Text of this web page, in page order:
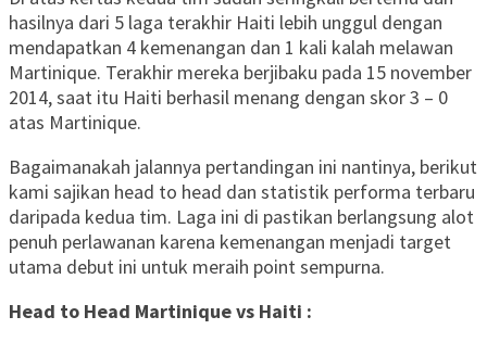
hasilnya dari 5 laga terakhir Haiti lebih unggul dengan
mendapatkan 4 kemenangan dan 1 kali kalah melawan
Martinique. Terakhir mereka berjibaku pada 15 november
2014, saat itu Haiti berhasil menang dengan skor 3 – 0
atas Martinique.
Bagaimanakah jalannya pertandingan ini nantinya, berikut
kami sajikan head to head dan statistik performa terbaru
daripada kedua tim. Laga ini di pastikan berlangsung alot
penuh perlawanan karena kemenangan menjadi target
utama debut ini untuk meraih point sempurna.
Head to Head Martinique vs Haiti :